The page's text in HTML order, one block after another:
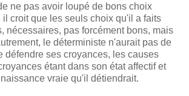
ne pas avoir loupé de bons choix
croit que les seuls choix qu'il a faits
nécessaires, pas forcément bons, mais
le déterministe n'aurait pas de
défendre ses croyances, les causes
étant dans son état affectif et
vraie qu'il détiendrait.